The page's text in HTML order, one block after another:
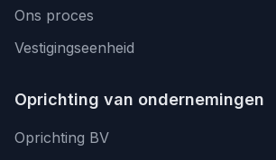
Ons proces
Vestigingseenheid
Oprichting van ondernemingen
Oprichting BV